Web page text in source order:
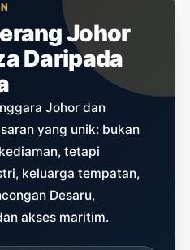
Johor
Daripada
Johor dan
yang unik: bukan
tetapi
keluarga tempatan,
Desaru,
akses maritim.